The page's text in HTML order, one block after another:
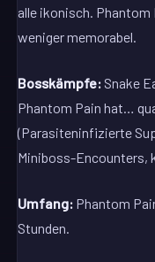
alle ikonisch. Phantom
weniger memorabel.
Bosskämpfe: Snake
Phantom Pain hat…
(Parasiteninfizierte
Miniboss-Encounters,
Umfang: Phantom
Stunden.